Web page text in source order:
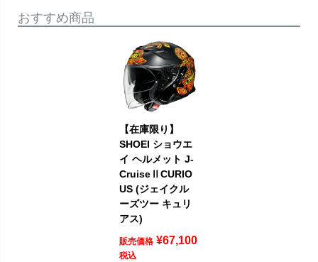
おすすめ商品
【在庫限り】
SHOEI ショウエ
イ ヘルメット J-
CruiseⅡCURIO
US (ジェイクル
ーズツー キュリ
アス)
販売価格 ¥67,100
税込